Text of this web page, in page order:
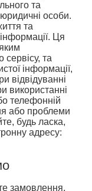
та
юридичні особи.
та
Ця
сервісу, та
інформації,
відвідуванні
використанні
телефонній
або проблеми
будь ласка,
адресу:
замовлення,